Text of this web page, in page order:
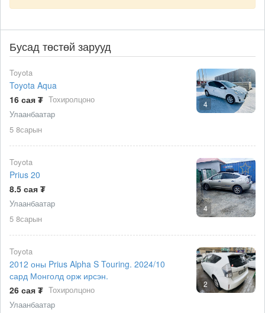
Бусад төстөй зарууд
4
Toyota
Toyota Aqua
16 сая ₮ Тохиролцоно
Улаанбаатар
5 8сарын
4
Toyota
Prius 20
8.5 сая ₮
Улаанбаатар
5 8сарын
2
Toyota
2012 оны Prius Alpha S Touring. 2024/10
сард Монголд орж ирсэн.
26 сая ₮ Тохиролцоно
Улаанбаатар